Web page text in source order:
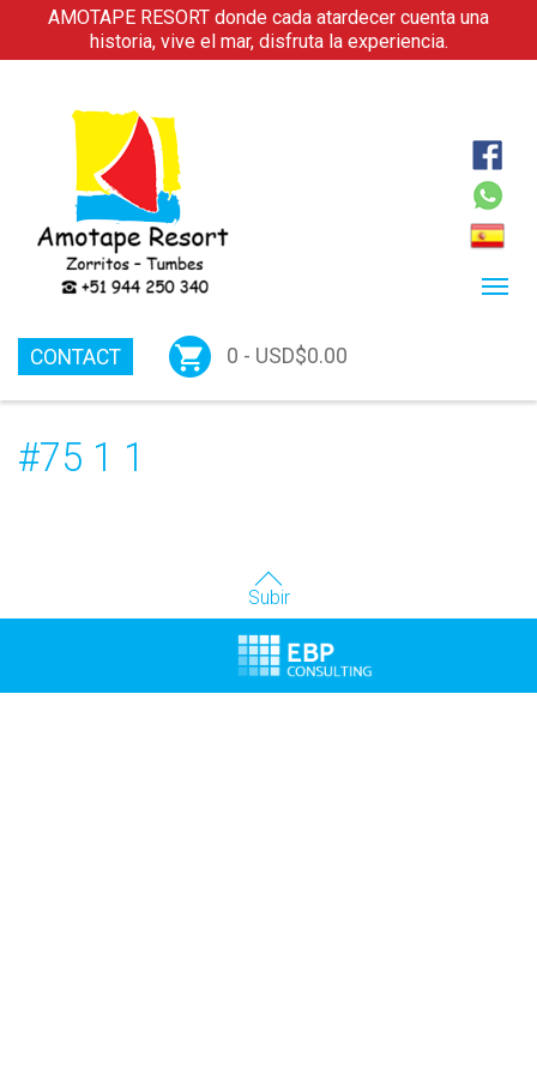
AMOTAPE RESORT donde cada atardecer cuenta una
historia, vive el mar, disfruta la experiencia.
CONTACT 0 - USD$0.00
#75 1 1
Subir